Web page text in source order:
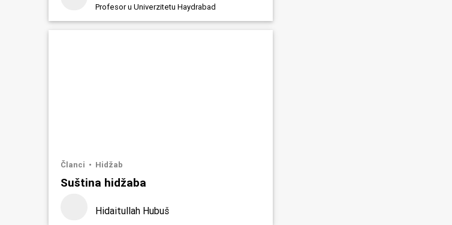
Profesor u Univerzitetu Haydrabad
Članci Hidžab
Suština hidžaba
Hidaitullah Hubuš